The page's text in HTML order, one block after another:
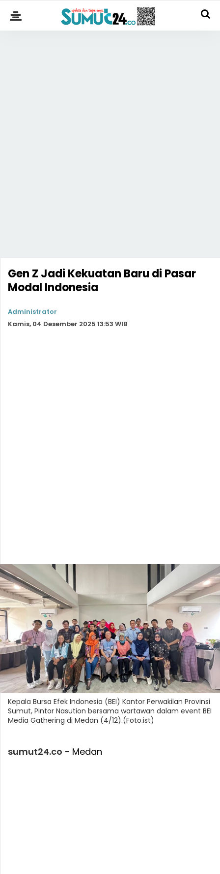
Gen Z Jadi Kekuatan Baru di Pasar
Modal Indonesia
Administrator
Kamis, 04 Desember 2025 13:53 WIB
Kepala Bursa Efek Indonesia (BEI) Kantor Perwakilan Provinsi
Sumut, Pintor Nasution bersama wartawan dalam event BEI
Media Gathering di Medan (4/12).(Foto.ist)
sumut24.co - Medan